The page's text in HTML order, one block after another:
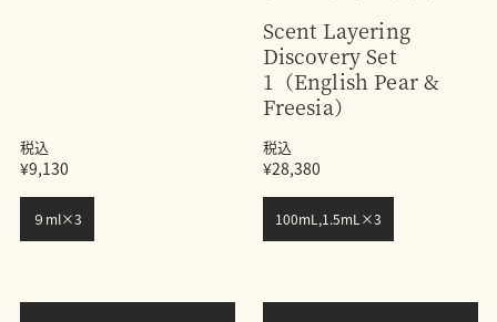
税込
¥9,130
９ml×3
Scent Layering
Discovery Set
1（English Pear &
Freesia）
税込
¥28,380
100mL,1.5mL×3